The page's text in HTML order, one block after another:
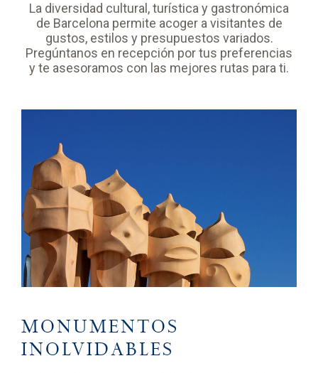
La diversidad cultural, turística y gastronómica
de Barcelona permite acoger a visitantes de
gustos, estilos y presupuestos variados.
Pregúntanos en recepción por tus preferencias
y te asesoramos con las mejores rutas para ti.
MONUMENTOS
INOLVIDABLES